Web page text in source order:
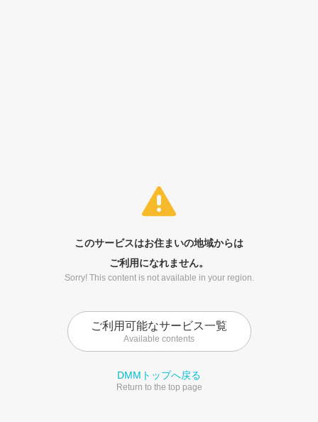
このサービスはお住まいの地域からは
ご利用になれません。
Sorry! This content is not available in your region.
ご利用可能なサービス一覧
Available contents
DMMトップへ戻る
Return to the top page